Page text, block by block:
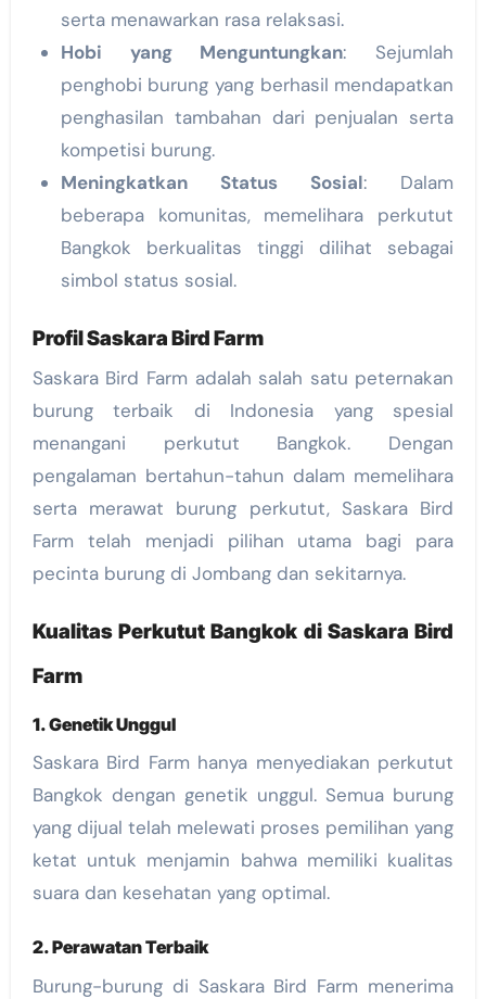
serta menawarkan rasa relaksasi.
Hobi yang Menguntungkan: Sejumlah
penghobi burung yang berhasil mendapatkan
penghasilan tambahan dari penjualan serta
kompetisi burung.
Meningkatkan Status Sosial: Dalam
beberapa komunitas, memelihara perkutut
Bangkok berkualitas tinggi dilihat sebagai
simbol status sosial.
Profil Saskara Bird Farm
Saskara Bird Farm adalah salah satu peternakan
burung terbaik di Indonesia yang spesial
menangani perkutut Bangkok. Dengan
pengalaman bertahun-tahun dalam memelihara
serta merawat burung perkutut, Saskara Bird
Farm telah menjadi pilihan utama bagi para
pecinta burung di Jombang dan sekitarnya.
Kualitas Perkutut Bangkok di Saskara Bird
Farm
1. Genetik Unggul
Saskara Bird Farm hanya menyediakan perkutut
Bangkok dengan genetik unggul. Semua burung
yang dijual telah melewati proses pemilihan yang
ketat untuk menjamin bahwa memiliki kualitas
suara dan kesehatan yang optimal.
2. Perawatan Terbaik
Burung-burung di Saskara Bird Farm menerima